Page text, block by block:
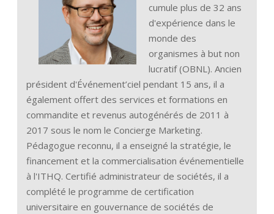
cumule plus de 32 ans
d'expérience dans le
monde des
organismes à but non
lucratif (OBNL). Ancien
président d'Événement’ciel pendant 15 ans, il a
également offert des services et formations en
commandite et revenus autogénérés de 2011 à
2017 sous le nom le Concierge Marketing.
Pédagogue reconnu, il a enseigné la stratégie, le
financement et la commercialisation événementielle
à l'ITHQ. Certifié administrateur de sociétés, il a
complété le programme de certification
universitaire en gouvernance de sociétés de